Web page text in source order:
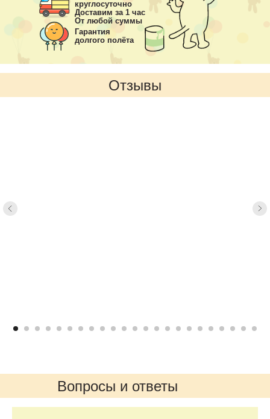
круглосуточно
Доставим за 1 час
От любой суммы
Гарантия
долгого полёта
Отзывы
Вопросы и ответы